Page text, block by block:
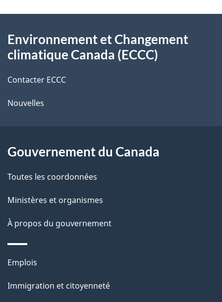
l
s
d
e
l
a
g
e
o
t
r
r
t
a
c
i
o
s
u
r
propos
de
ce
site
Environnement et Changement
climatique Canada (ECCC)
Contacter ECCC
Nouvelles
Gouvernement du Canada
Toutes les coordonnées
Ministères et organismes
À propos du gouvernement
Thèmes
sujets
Emplois
Immigration et citoyenneté